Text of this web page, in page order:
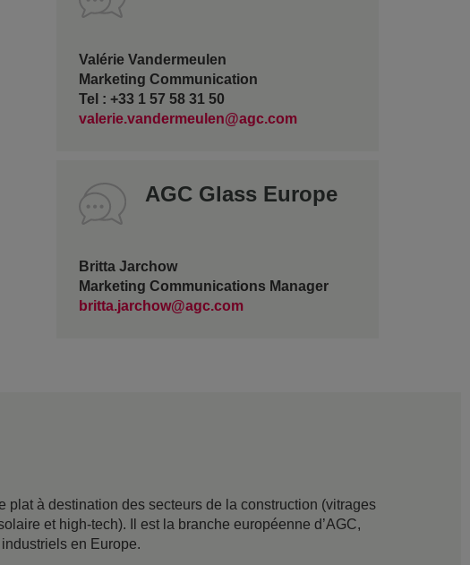
Valérie Vandermeulen
Marketing Communication
Tel : +33 1 57 58 31 50
valerie.vandermeulen@agc.com
AGC Glass Europe
Britta Jarchow
Marketing Communications Manager
britta.jarchow@agc.com
à destination des secteurs de la construction (vitrages
et high-tech). Il est la branche européenne d’AGC,
en Europe.